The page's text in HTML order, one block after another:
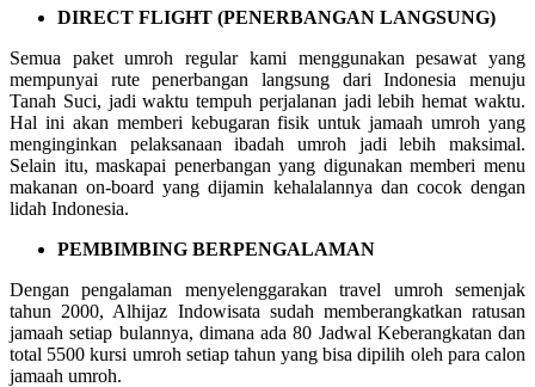
DIRECT FLIGHT (PENERBANGAN LANGSUNG)
Semua paket umroh regular kami menggunakan pesawat yang
mempunyai rute penerbangan langsung dari Indonesia menuju
Tanah Suci, jadi waktu tempuh perjalanan jadi lebih hemat waktu.
Hal ini akan memberi kebugaran fisik untuk jamaah umroh yang
menginginkan pelaksanaan ibadah umroh jadi lebih maksimal.
Selain itu, maskapai penerbangan yang digunakan memberi menu
makanan on-board yang dijamin kehalalannya dan cocok dengan
lidah Indonesia.
PEMBIMBING BERPENGALAMAN
Dengan pengalaman menyelenggarakan travel umroh semenjak
tahun 2000, Alhijaz Indowisata sudah memberangkatkan ratusan
jamaah setiap bulannya, dimana ada 80 Jadwal Keberangkatan dan
total 5500 kursi umroh setiap tahun yang bisa dipilih oleh para calon
jamaah umroh.